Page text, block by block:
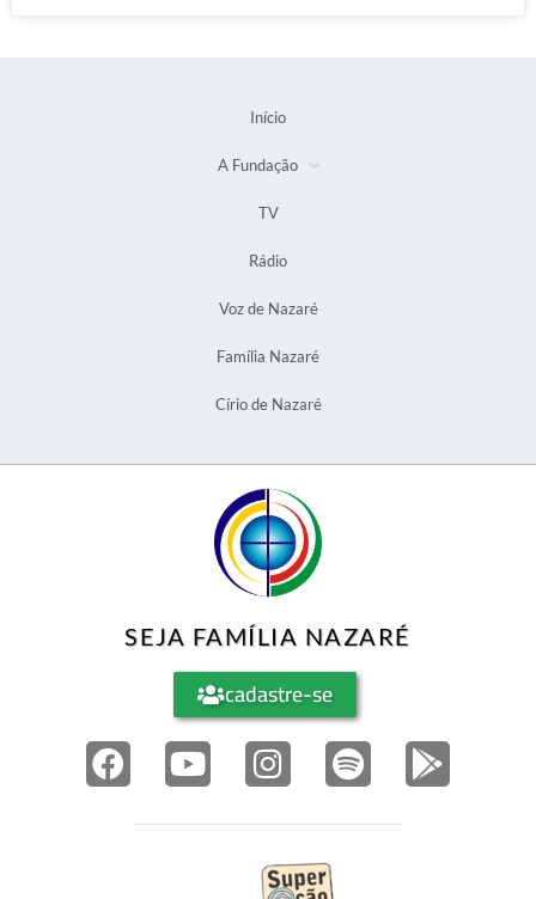
Início
A Fundação
TV
Rádio
Voz de Nazaré
Família Nazaré
Círio de Nazaré
SEJA FAMÍLIA NAZARÉ
cadastre-se